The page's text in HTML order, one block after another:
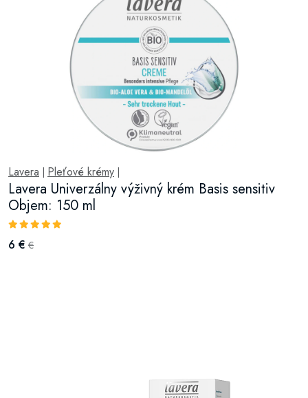
Lavera Pleťové krémy
Lavera Univerzálny výživný krém Basis sensitiv
Objem: 150 ml
6 € €